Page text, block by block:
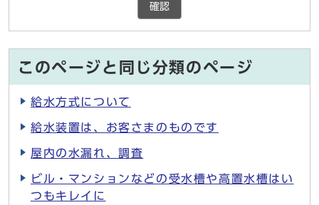
確認
このページと同じ分類のページ
給水方式について
給水装置は、お客さまのものです
屋内の水漏れ、調査
ビル・マンションなどの受水槽や高置水槽はい
つもキレイに